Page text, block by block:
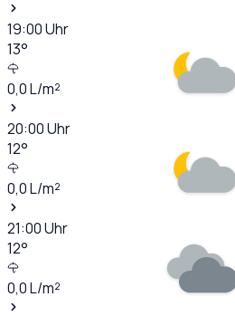
19:00Uhr
13°
0,0L/m²
20:00Uhr
12°
0,0L/m²
21:00Uhr
12°
0,0L/m²